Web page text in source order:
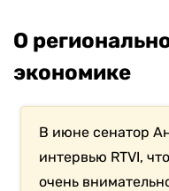
О
экономике
В июне сенатор
интервью RTVI,
очень